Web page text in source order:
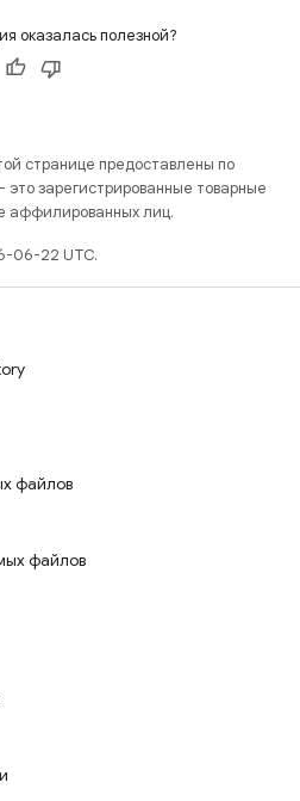
оказалась полезной?
странице предоставлены по
это зарегистрированные товарные
аффилированных лиц.
06-22 UTC.
файлов
файлов